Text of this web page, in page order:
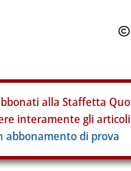
alla Staffetta
interamente gli
abbonamento di prova